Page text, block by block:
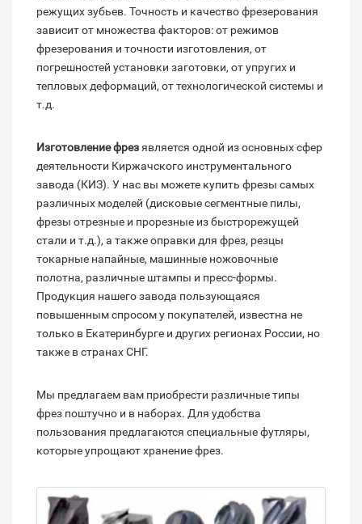
режущих зубьев. Точность и качество фрезерования
зависит от множества факторов: от режимов
фрезерования и точности изготовления, от
погрешностей установки заготовки, от упругих и
тепловых деформаций, от технологической системы и
т.д.
Изготовление фрезявляется одной из основных сфер
деятельности Киржачского инструментального
завода (КИЗ). У нас вы можете купить фрезы самых
различных моделей (дисковые сегментные пилы,
фрезы отрезные и прорезные из быстрорежущей
стали и т.д.), а также оправки для фрез, резцы
токарные напайные, машинные ножовочные
полотна, различные штампы и пресс-формы.
Продукция нашего завода пользующаяся
повышенным спросом у покупателей, известна не
только в Екатеринбурге и других регионах России, но
также в странах СНГ.
Мы предлагаем вам приобрести различные типы
фрез поштучно и в наборах. Для удобства
пользования предлагаются специальные футляры,
которые упрощают хранение фрез.